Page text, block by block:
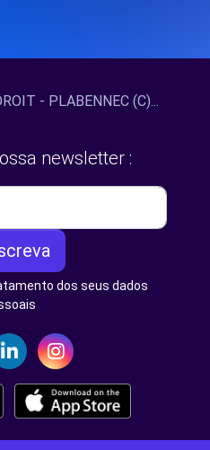
- PLABENNEC (C)...
newsletter :
dos seus dados